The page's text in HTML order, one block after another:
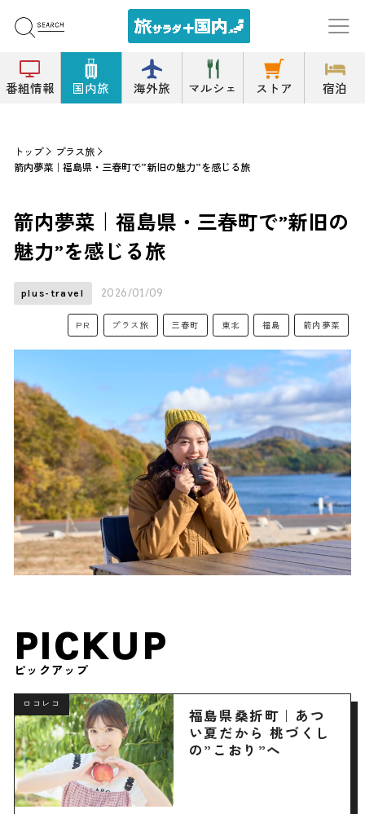
番組情報 国内旅 海外旅 マルシェ ストア 宿泊
トップ
プラス旅
箭内夢菜｜福島県・三春町で”新旧の魅力”を感じる旅
箭内夢菜｜福島県・三春町で”新旧の
魅力”を感じる旅
plus-travel 2026/01/09
PR プラス旅 三春町 東北 福島 箭内夢菜
PICKUP
ピックアップ
ロコレコ
福島県桑折町｜あつ
い夏だから 桃づくし
の”こおり”へ